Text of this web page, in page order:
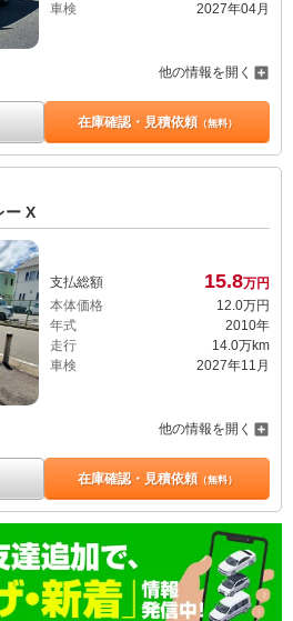
車検
2027年04月
他の情報を開く
在庫確認・見積依頼（無料）
ー X
支払総額 15.8万円
本体価格
12. 0万円
年式
2010年
走行
14.0万km
車検
2027年11月
他の情報を開く
在庫確認・見積依頼（無料）